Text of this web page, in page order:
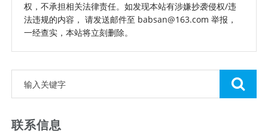
权，不承担相关法律责任。如发现本站有涉嫌抄袭侵权/违
法违规的内容， 请发送邮件至 babsan@163.com 举报，
一经查实，本站将立刻删除。
联系信息